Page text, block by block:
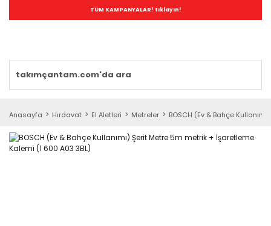
TÜM KAMPANYALAR! tıklayın!
Anasayfa Hırdavat El Aletleri Metreler BOSCH (Ev & Bahçe